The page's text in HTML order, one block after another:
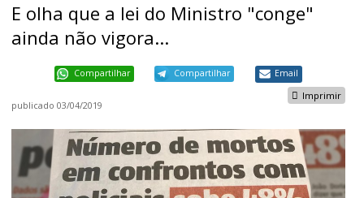
E olha que a lei do Ministro "conge"
ainda não vigora...
Compartilhar Compartilhar Email
Imprimir
publicado 03/04/2019